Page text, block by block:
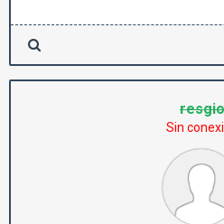
resgio
Sin